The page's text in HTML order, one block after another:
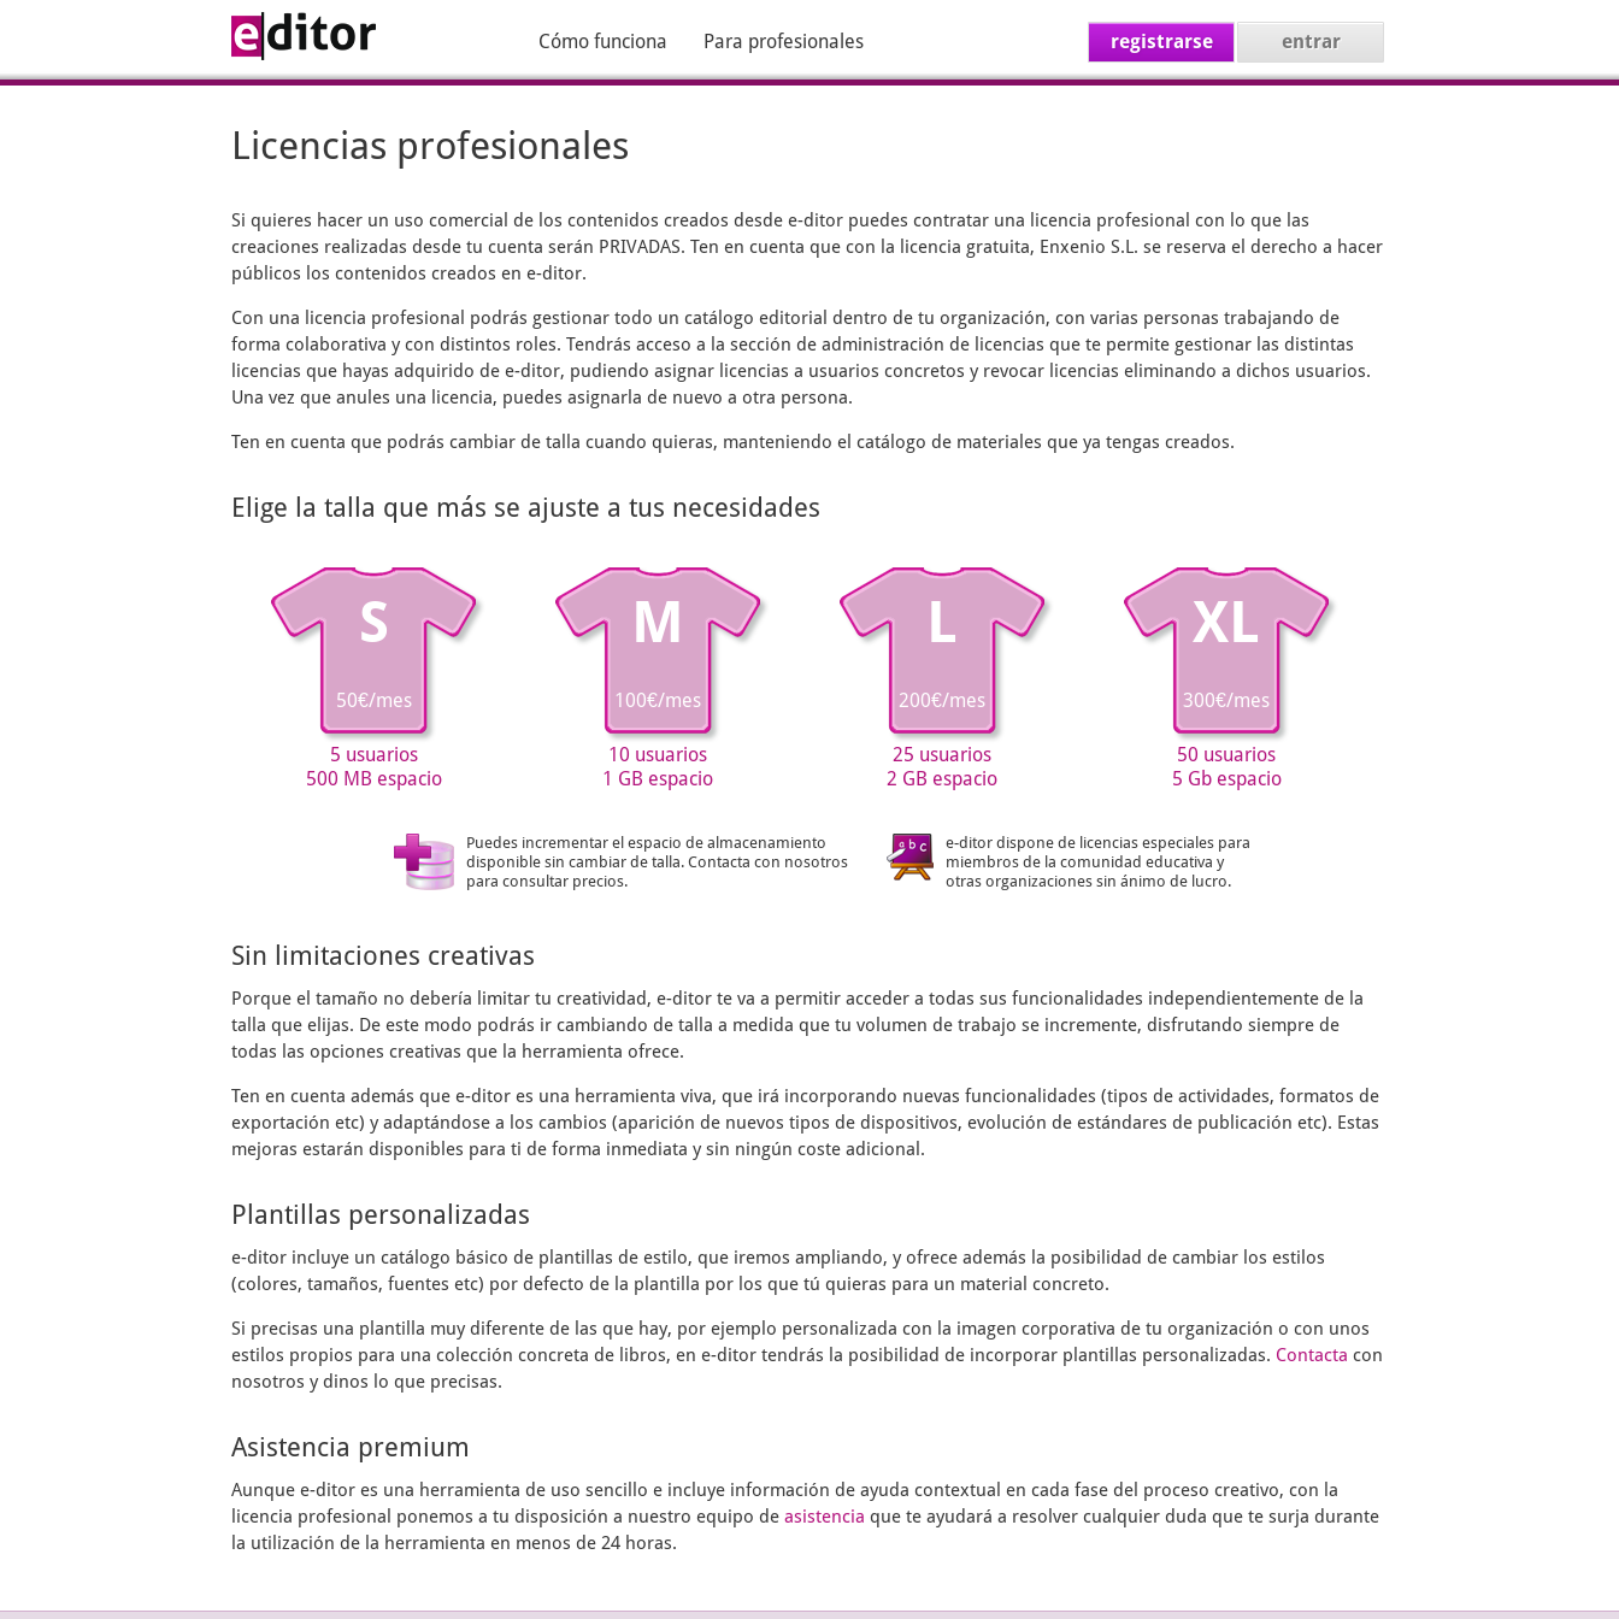
Cómo funciona Para profesionales registrarse entrar
Licencias profesionales
Si quieres hacer un uso comercial de los contenidos creados desde e-ditor puedes contratar una licencia profesional con lo que las
creaciones realizadas desde tu cuenta serán PRIVADAS. Ten en cuenta que con la licencia gratuita, Enxenio S.L. se reserva el derecho a hacer
públicos los contenidos creados en e-ditor.
Con una licencia profesional podrás gestionar todo un catálogo editorial dentro de tu organización, con varias personas trabajando de
forma colaborativa y con distintos roles. Tendrás acceso a la sección de administración de licencias que te permite gestionar las distintas
licencias que hayas adquirido de e-ditor, pudiendo asignar licencias a usuarios concretos y revocar licencias eliminando a dichos usuarios.
Una vez que anules una licencia, puedes asignarla de nuevo a otra persona.
Ten en cuenta que podrás cambiar de talla cuando quieras, manteniendo el catálogo de materiales que ya tengas creados.
Elige la talla que más se ajuste a tus necesidades
S
50€/mes
5 usuarios
500 MB espacio
M
100€/mes
10 usuarios
1 GB espacio
L
200€/mes
25 usuarios
2 GB espacio
XL
300€/mes
50 usuarios
5 Gb espacio
Puedes incrementar el espacio de almacenamiento
disponible sin cambiar de talla. Contacta con nosotros
para consultar precios.
e-ditor dispone de licencias especiales para
miembros de la comunidad educativa y
otras organizaciones sin ánimo de lucro.
Sin limitaciones creativas
Porque el tamaño no debería limitar tu creatividad, e-ditor te va a permitir acceder a todas sus funcionalidades independientemente de la
talla que elijas. De este modo podrás ir cambiando de talla a medida que tu volumen de trabajo se incremente, disfrutando siempre de
todas las opciones creativas que la herramienta ofrece.
Ten en cuenta además que e-ditor es una herramienta viva, que irá incorporando nuevas funcionalidades (tipos de actividades, formatos de
exportación etc) y adaptándose a los cambios (aparición de nuevos tipos de dispositivos, evolución de estándares de publicación etc). Estas
mejoras estarán disponibles para ti de forma inmediata y sin ningún coste adicional.
Plantillas personalizadas
e-ditor incluye un catálogo básico de plantillas de estilo, que iremos ampliando, y ofrece además la posibilidad de cambiar los estilos
(colores, tamaños, fuentes etc) por defecto de la plantilla por los que tú quieras para un material concreto.
Si precisas una plantilla muy diferente de las que hay, por ejemplo personalizada con la imagen corporativa de tu organización o con unos
estilos propios para una colección concreta de libros, en e-ditor tendrás la posibilidad de incorporar plantillas personalizadas. Contacta con
nosotros y dinos lo que precisas.
Asistencia premium
Aunque e-ditor es una herramienta de uso sencillo e incluye información de ayuda contextual en cada fase del proceso creativo, con la
licencia profesional ponemos a tu disposición a nuestro equipo de asistencia que te ayudará a resolver cualquier duda que te surja durante
la utilización de la herramienta en menos de 24 horas.